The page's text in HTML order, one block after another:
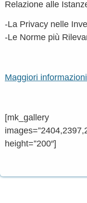
Relazione alle
-La Privacy nelle
-Le Norme più
Maggiori
[mk_gallery
height=”200″]